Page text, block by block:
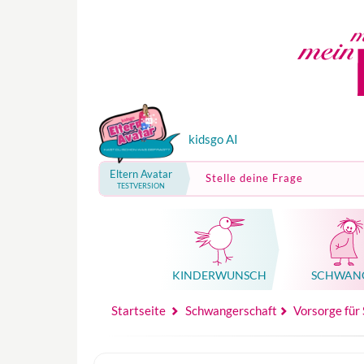
kidsgo AI
Eltern Avatar
TESTVERSION
Stelle deine Frage
KINDER­WUNSCH
Startseite Schwangerschaft Vorsorge für